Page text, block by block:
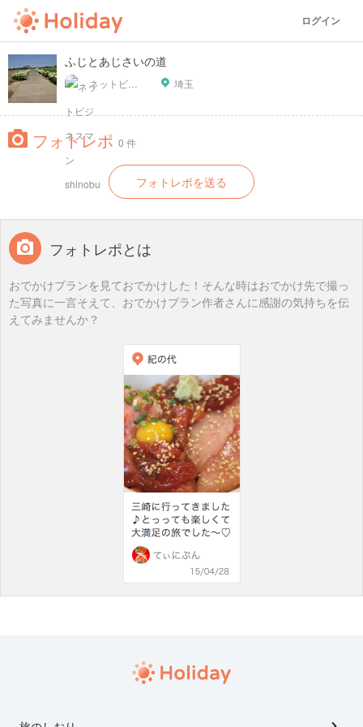
ログイン
ふじとあじさいの道
埼玉
フォトレポ 0 件
フォトレポを送る
フォトレポとは
おでかけプランを見ておでかけした！そんな時はおでかけ先で撮っ
た写真に一言そえて、おでかけプラン作者さんに感謝の気持ちを伝
えてみませんか？